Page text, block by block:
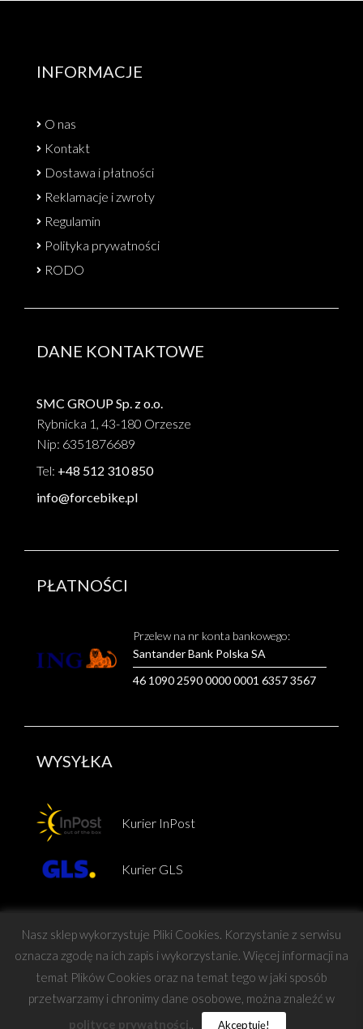
INFORMACJE
O nas
Kontakt
Dostawa i płatności
Reklamacje i zwroty
Regulamin
Polityka prywatności
RODO
DANE KONTAKTOWE
SMC GROUP Sp. z o.o.
Rybnicka 1, 43-180 Orzesze
Nip: 6351876689
Tel: +48 512 310 850
info@forcebike.pl
PŁATNOŚCI
Przelew na nr konta bankowego:
Santander Bank Polska SA
46 1090 2590 0000 0001 6357 3567
WYSYŁKA
Kurier InPost
Kurier GLS
Copyright © Force
Nasz sklep wykorzystuje Pliki Cookies. Korzystanie z serwisu
oznacza zgodę na ich zapis i wykorzystanie. Więcej informacji na
temat Plików Cookies oraz na temat tego w jaki sposób
przetwarzamy i chronimy dane osobowe, można znaleźć w
polityce prywatności.. Akceptuję!